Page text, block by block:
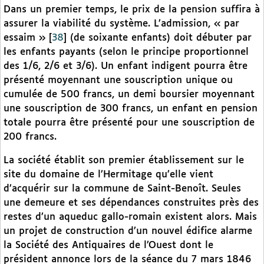
Dans un premier temps, le prix de la pension suffira à
assurer la viabilité du système. L’admission, « par
essaim »
38
(de soixante enfants) doit débuter par
les enfants payants (selon le principe proportionnel
des 1/6, 2/6 et 3/6). Un enfant indigent pourra être
présenté moyennant une souscription unique ou
cumulée de 500 francs, un demi boursier moyennant
une souscription de 300 francs, un enfant en pension
totale pourra être présenté pour une souscription de
200 francs.
La société établit son premier établissement sur le
site du domaine de l’Hermitage qu’elle vient
d’acquérir sur la commune de Saint-Benoît. Seules
une demeure et ses dépendances construites près des
restes d’un aqueduc gallo-romain existent alors. Mais
un projet de construction d’un nouvel édifice alarme
la Société des Antiquaires de l’Ouest dont le
président annonce lors de la séance du 7 mars 1846